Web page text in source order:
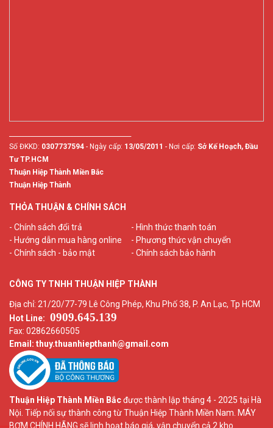
Số ĐKKD: 0307737594 - Ngày cấp: 13/05/2011 - Nơi cấp: Sở Kế Hoạch, Đầu
Tư TP.HCM
Thuận Hiệp Thành Miền Bắc
Thuận Hiệp Thành
THỎA THUẬN & CHÍNH SÁCH
- Chính sách đổi trả
- Hình thức thanh toán
- Hướng dẫn mua hàng online
- Phương thức vận chuyển
- Chính sách - bảo mật
- Chính sách bảo hành
CÔNG TY TNHH THUẬN HIỆP THÀNH
Địa chỉ: 21/20/77-79 Lê Công Phép, Khu Phố 38, P. An Lạc, Tp HCM
Hot Line: 0909.645.139
Fax: 02862660505
Email: thuy.thuanhiepthanh@gmail.com
Thuận Hiệp Thành Miền Bắcđược thành lập tháng 4 - 2025 tại Hà
Nội. Tiếp nối sự thành công từ Thuận Hiệp Thành Miền Nam. MÁY
BƠM CHÍNH HÃNG sẽ linh hoạt báo giá, vận chuyển cả 2 kho